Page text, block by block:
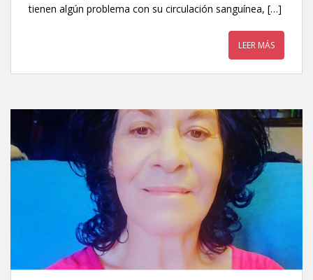
tienen algún problema con su circulación sanguínea, […]
LEER MÁS